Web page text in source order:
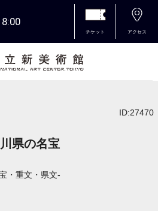
チケット アクセス
ID:27470
県の名宝
・重文・県文-